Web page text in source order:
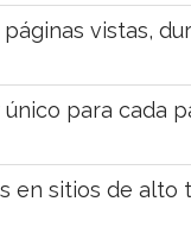
vistas,
para cada
en sitios de alto